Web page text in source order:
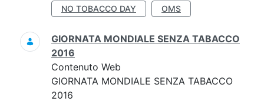
NO TOBACCO DAY
OMS
GIORNATA MONDIALE SENZA TABACCO
2016
Contenuto Web
GIORNATA MONDIALE SENZA TABACCO
2016